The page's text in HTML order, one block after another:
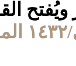
ويُفتح